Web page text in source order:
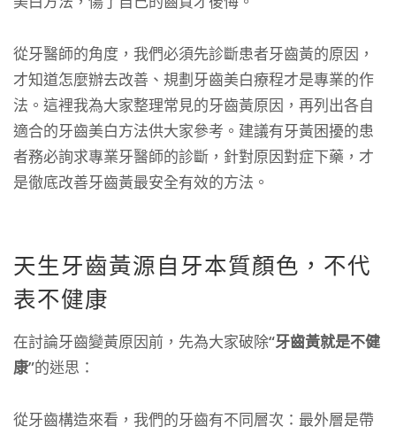
從牙醫師的角度，我們必須先診斷患者牙齒黃的原因，
才知道怎麼辦去改善、規劃牙齒美白療程才是專業的作
法。這裡我為大家整理常見的牙齒黃原因，再列出各自
適合的牙齒美白方法供大家參考。建議有牙黃困擾的患
者務必詢求專業牙醫師的診斷，針對原因對症下藥，才
是徹底改善牙齒黃最安全有效的方法。
天生牙齒黃源自牙本質顏色，不代
表不健康
在討論牙齒變黃原因前，先為大家破除“牙齒黃就是不健
康”的迷思：
從牙齒構造來看，我們的牙齒有不同層次：最外層是帶